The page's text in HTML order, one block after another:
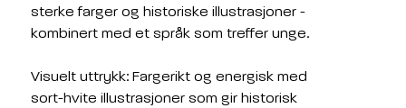
sterke farger og historiske illustrasjoner -
kombinert med et språk som treffer unge.
Visuelt uttrykk: Fargerikt og energisk med
sort-hvite illustrasjoner som gir historisk